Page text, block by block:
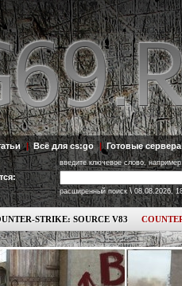
| Всё для cs:go | Готовые
введите ключевое слово,
расширенный поиск \ 08.08.2026,
STRIKE: SOURCE V83